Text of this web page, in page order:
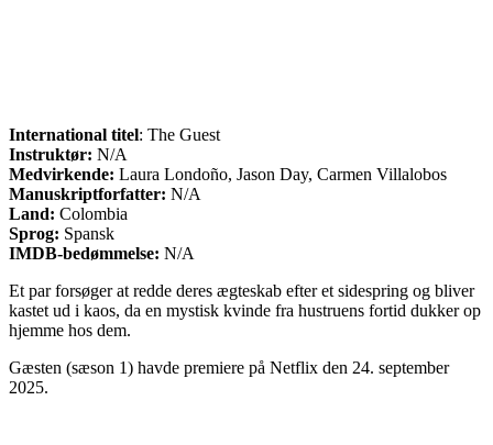
International titel: The Guest
Instruktør: N/A
Medvirkende: Laura Londoño, Jason Day, Carmen Villalobos
Manuskriptforfatter: N/A
Land: Colombia
Sprog: Spansk
IMDB-bedømmelse: N/A
Et par forsøger at redde deres ægteskab efter et sidespring og bliver
kastet ud i kaos, da en mystisk kvinde fra hustruens fortid dukker op
hjemme hos dem.
Gæsten (sæson 1) havde premiere på Netflix den 24. september
2025.